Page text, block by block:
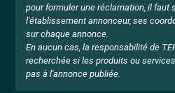
pour formuler une réclamation, il faut
l'établissement annonceur, ses
sur chaque annonce.
En aucun cas, la responsabilité de
recherchée si les produits ou
pas à l'annonce publiée.